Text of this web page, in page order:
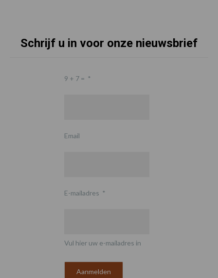
Schrijf u in voor onze nieuwsbrief
9 + 7 = *
Email
E-mailadres *
Vul hier uw e-mailadres in